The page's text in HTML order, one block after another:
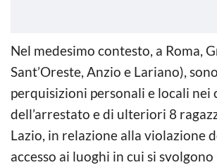
Nel medesimo contesto, a Roma,
Sant’Oreste, Anzio e Lariano),
perquisizioni personali e locali nei
dell’arrestato e di ulteriori 8
Lazio, in relazione alla violazione
accesso ai luoghi in cui si